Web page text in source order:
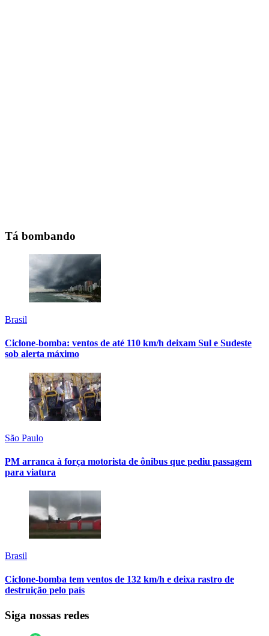
Tá bombando
Brasil
Ciclone-bomba: ventos de até 110 km/h deixam Sul e Sudeste
sob alerta máximo
São Paulo
PM arranca à força motorista de ônibus que pediu passagem
para viatura
Brasil
Ciclone-bomba tem ventos de 132 km/h e deixa rastro de
destruição pelo país
Siga nossas redes